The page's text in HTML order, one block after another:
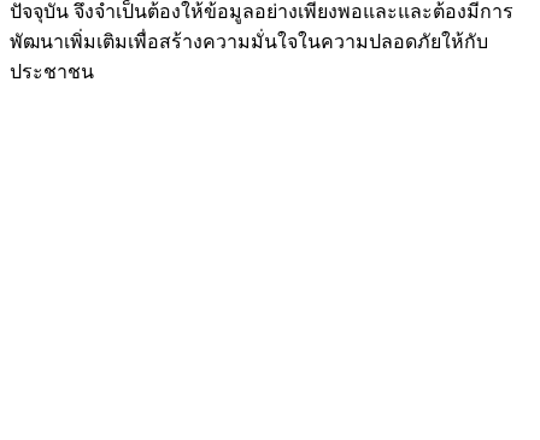
ปัจจุบัน จึงจำเป็นต้องให้ข้อมูลอย่างเพียงพอและและต้องมีการ
พัฒนาเพิ่มเติมเพื่อสร้างความมั่นใจในความปลอดภัยให้กับ
ประชาชน